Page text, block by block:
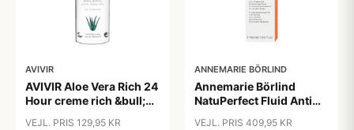
AVIVIR
AVIVIR Aloe Vera Rich 24
Hour creme rich &bull;
VEJL. PRIS 129,95 KR
ANNEMARIE BÖRLIND
Annemarie Börlind
NatuPerfect Fluid Anti
VEJL. PRIS 409,95 KR